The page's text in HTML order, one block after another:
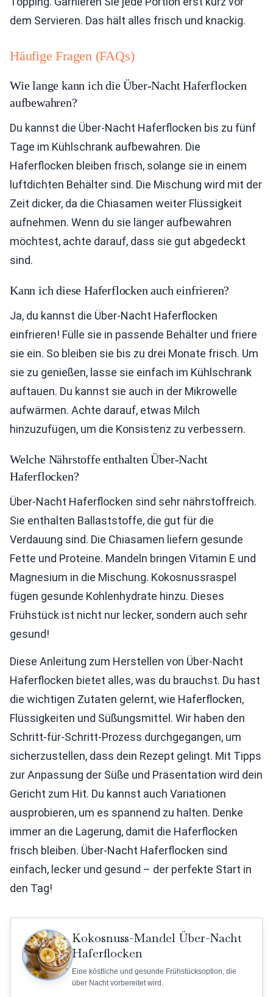
dem Servieren. Das hält alles frisch und knackig.
Häufige Fragen (FAQs)
Wie lange kann ich die Über-Nacht Haferflocken
aufbewahren?
Du kannst die Über-Nacht Haferflocken bis zu fünf
Tage im Kühlschrank aufbewahren. Die
Haferflocken bleiben frisch, solange sie in einem
luftdichten Behälter sind. Die Mischung wird mit der
Zeit dicker, da die Chiasamen weiter Flüssigkeit
aufnehmen. Wenn du sie länger aufbewahren
möchtest, achte darauf, dass sie gut abgedeckt
sind.
Kann ich diese Haferflocken auch einfrieren?
Ja, du kannst die Über-Nacht Haferflocken
einfrieren! Fülle sie in passende Behälter und friere
sie ein. So bleiben sie bis zu drei Monate frisch. Um
sie zu genießen, lasse sie einfach im Kühlschrank
auftauen. Du kannst sie auch in der Mikrowelle
aufwärmen. Achte darauf, etwas Milch
hinzuzufügen, um die Konsistenz zu verbessern.
Welche Nährstoffe enthalten Über-Nacht
Haferflocken?
Über-Nacht Haferflocken sind sehr nährstoffreich.
Sie enthalten Ballaststoffe, die gut für die
Verdauung sind. Die Chiasamen liefern gesunde
Fette und Proteine. Mandeln bringen Vitamin E und
Magnesium in die Mischung. Kokosnussraspel
fügen gesunde Kohlenhydrate hinzu. Dieses
Frühstück ist nicht nur lecker, sondern auch sehr
gesund!
Diese Anleitung zum Herstellen von Über-Nacht
Haferflocken bietet alles, was du brauchst. Du hast
die wichtigen Zutaten gelernt, wie Haferflocken,
Flüssigkeiten und Süßungsmittel. Wir haben den
Schritt-für-Schritt-Prozess durchgegangen, um
sicherzustellen, dass dein Rezept gelingt. Mit Tipps
zur Anpassung der Süße und Präsentation wird dein
Gericht zum Hit. Du kannst auch Variationen
ausprobieren, um es spannend zu halten. Denke
immer an die Lagerung, damit die Haferflocken
frisch bleiben. Über-Nacht Haferflocken sind
einfach, lecker und gesund – der perfekte Start in
den Tag!
Kokosnuss-Mandel Über-Nacht
Haferflocken
Eine köstliche und gesunde Frühstücksoption, die
über Nacht vorbereitet wird.